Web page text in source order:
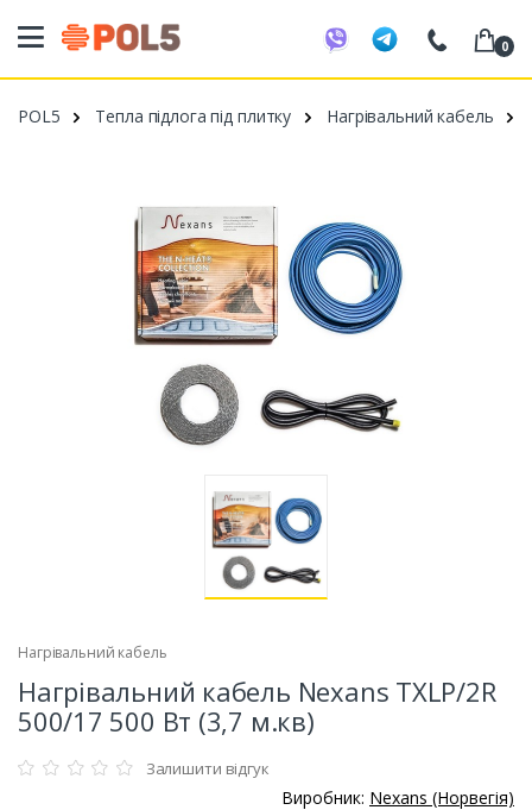
098 20 52 818
099 53 43 210
0
POL5 Тепла підлога під плитку Нагрівальний кабель
Нагрівальний кабель
Нагрівальний кабель Nexans TXLP/2R
500/17 500 Вт (3,7 м.кв)
Залишити відгук
Виробник: Nexans (Норвегія)